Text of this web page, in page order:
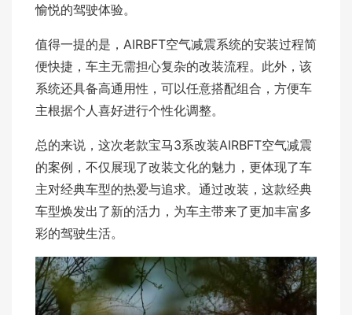
愉悦的驾驶体验。
值得一提的是，AIRBFT空气减震系统的安装过程简
便快捷，车主无需担心复杂的改装流程。此外，该
系统还具备高通用性，可以任意搭配组合，方便车
主根据个人喜好进行个性化调整。
总的来说，这次老款宝马3系改装AIRBFT空气减震
的案例，不仅展现了改装文化的魅力，更体现了车
主对经典车型的热爱与追求。通过改装，这款经典
车型焕发出了新的活力，为车主带来了更加丰富多
彩的驾驶生活。